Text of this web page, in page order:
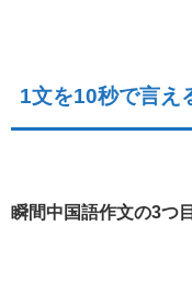
1文を10秒で言え
瞬間中国語作文の3つ